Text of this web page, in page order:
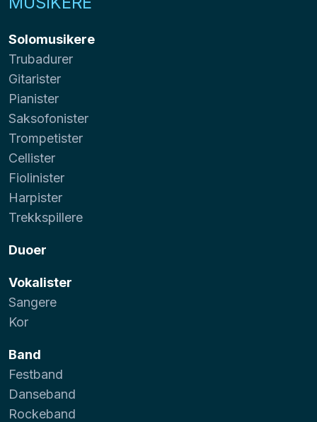
Solomusikere
Trubadurer
Gitarister
Pianister
Saksofonister
Trompetister
Cellister
Fiolinister
Harpister
Trekkspillere
Duoer
Vokalister
Sangere
Kor
Band
Festband
Danseband
Rockeband